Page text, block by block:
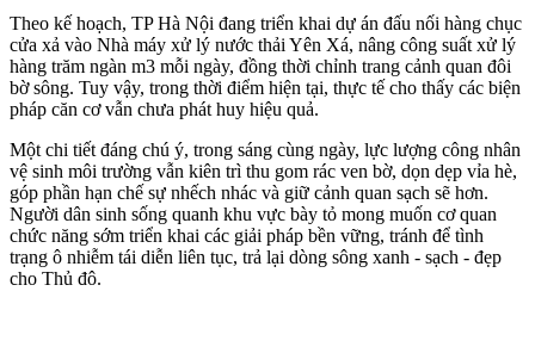
Theo kế hoạch, TP Hà Nội đang triển khai dự án đấu nối hàng chục
cửa xả vào Nhà máy xử lý nước thải Yên Xá, nâng công suất xử lý
hàng trăm ngàn m3 mỗi ngày, đồng thời chỉnh trang cảnh quan đôi
bờ sông. Tuy vậy, trong thời điểm hiện tại, thực tế cho thấy các biện
pháp căn cơ vẫn chưa phát huy hiệu quả.
Một chi tiết đáng chú ý, trong sáng cùng ngày, lực lượng công nhân
vệ sinh môi trường vẫn kiên trì thu gom rác ven bờ, dọn dẹp vỉa hè,
góp phần hạn chế sự nhếch nhác và giữ cảnh quan sạch sẽ hơn.
Người dân sinh sống quanh khu vực bày tỏ mong muốn cơ quan
chức năng sớm triển khai các giải pháp bền vững, tránh để tình
trạng ô nhiễm tái diễn liên tục, trả lại dòng sông xanh - sạch - đẹp
cho Thủ đô.